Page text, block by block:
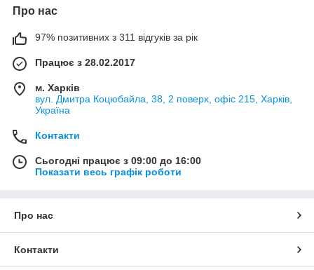
Про нас
97% позитивних з 311 відгуків за рік
Працює з 28.02.2017
м. Харків
вул. Дмитра Коцюбайла, 38, 2 поверх, офіс 215, Харків,
Україна
Контакти
Сьогодні працює з 09:00 до 16:00
Показати весь графік роботи
Про нас
Контакти